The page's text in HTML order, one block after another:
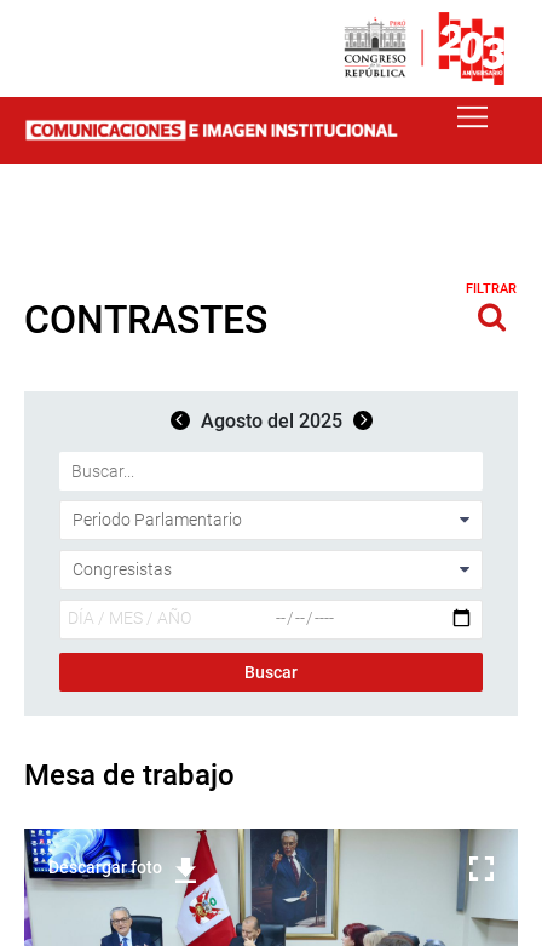
CONTRASTES
FILTRAR
Agosto del 2025
Mesa de trabajo
Descargar foto